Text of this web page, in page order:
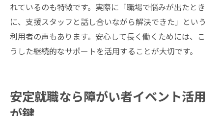
れているのも特徴です。実際に「職場で悩みが出たとき
に、支援スタッフと話し合いながら解決できた」という
利用者の声もあります。安心して長く働くためには、こ
うした継続的なサポートを活用することが大切です。
安定就職なら障がい者イベント活用